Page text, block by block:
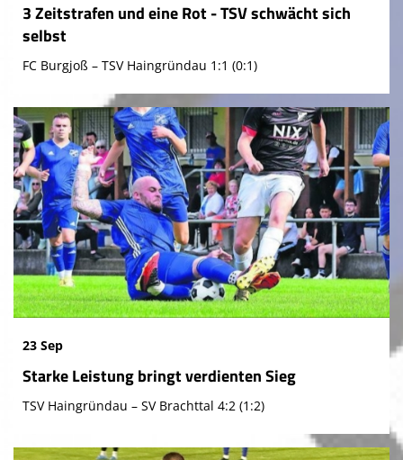
3 Zeitstrafen und eine Rot - TSV schwächt sich
selbst
FC Burgjoß – TSV Haingründau 1:1 (0:1)
23 Sep
Starke Leistung bringt verdienten Sieg
TSV Haingründau – SV Brachttal 4:2 (1:2)